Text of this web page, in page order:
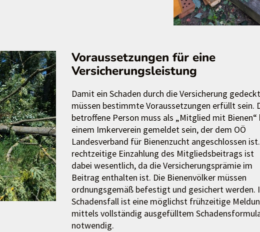
Voraussetzungen für eine
Versicherungsleistung
Damit ein Schaden durch die Versicherung
müssen bestimmte Voraussetzungen erfüllt sein.
betroffene Person muss als „Mitglied mit Bienen“
einem Imkerverein gemeldet sein, der dem OÖ
Landesverband für Bienenzucht angeschlossen
rechtzeitige Einzahlung des Mitgliedsbeitrags ist
dabei wesentlich, da die Versicherungsprämie im
Beitrag enthalten ist. Die Bienenvölker müssen
ordnungsgemäß befestigt und gesichert werden.
Schadensfall ist eine möglichst frühzeitige
mittels vollständig ausgefülltem
notwendig.